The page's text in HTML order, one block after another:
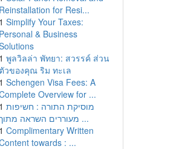
Reinstallation for Resi...
1 Simplify Your Taxes:
Personal & Business
1 พูลวิลล่า พัทยา: สวรรค์ ส่วน
ตัวของคุณ ริม ทะเล
1 Schengen Visa Fees: A
Overview for ...
1 מוסיקת התורה : חשיפות
מעוררים השראה מתוך ...
1 Complimentary Written
towards : ...